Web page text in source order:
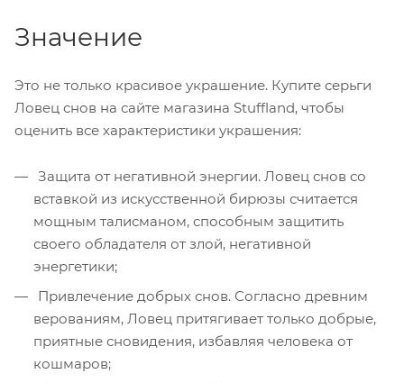
Значение
Это не только красивое украшение. Купите серьги
Ловец снов на сайте магазина Stuffland, чтобы
оценить все характеристики украшения:
Защита от негативной энергии. Ловец снов со
вставкой из искусственной бирюзы считается
мощным талисманом, способным защитить
своего обладателя от злой, негативной
энергетики;
Привлечение добрых снов. Согласно древним
верованиям, Ловец притягивает только добрые,
приятные сновидения, избавляя человека от
кошмаров;